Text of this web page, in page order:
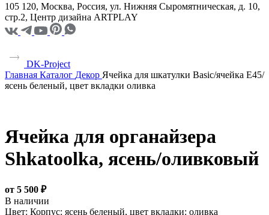
105 120, Москва, Россия, ул. Нижняя Сыромятническая, д. 10,
стр.2, Центр дизайна ARTPLAY
DK-Project
Главная Каталог Декор Ячейка для шкатулки Basic/ячейка E45/
ясень беленый, цвет вкладки оливка
Ячейка для органайзера
Shkatoolka, ясень/оливковый
от 5 500 ₽
В наличии
Цвет: Корпус: ясень беленый, цвет вкладки: оливка